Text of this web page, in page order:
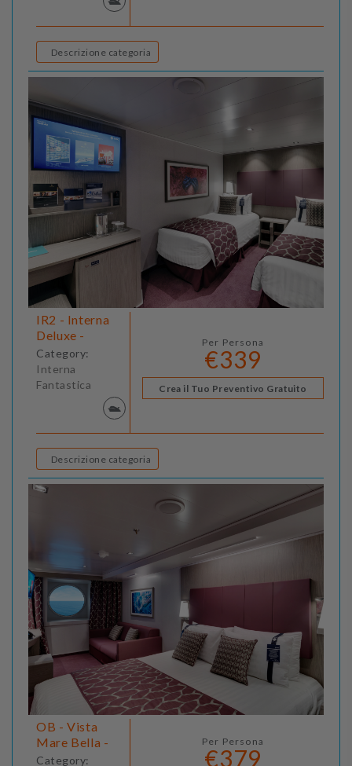
Descrizione categoria
IR2 - Interna
Deluxe -
Category:
Interna
Fantastica
Per Persona
€339
Crea il Tuo Preventivo Gratuito
Descrizione categoria
OB - Vista
Mare Bella -
Category:
Per Persona
€379